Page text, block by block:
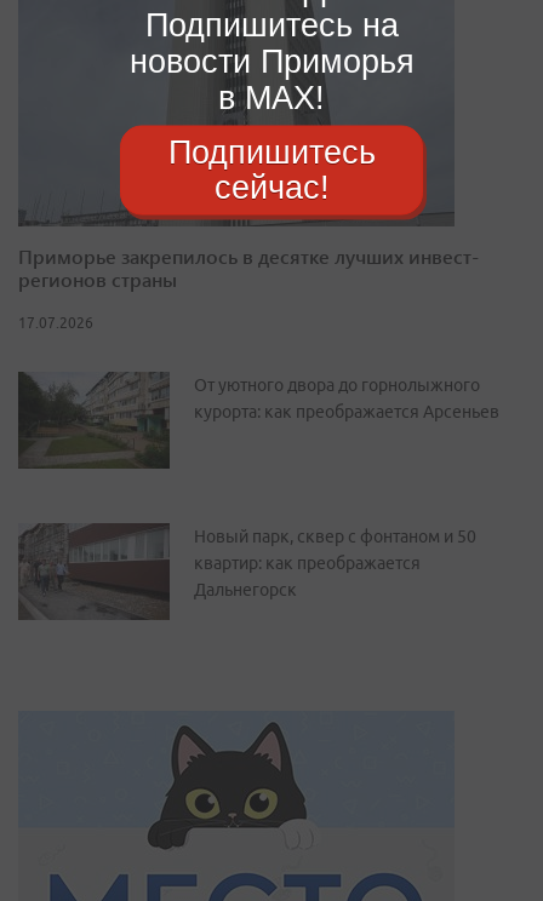
Приморье закрепилось в десятке лучших инвест-
регионов страны
17.07.2026
От уютного двора до горнолыжного
курорта: как преображается Арсеньев
Новый парк, сквер с фонтаном и 50
квартир: как преображается
Дальнегорск
Подпишитесь на
новости Приморья
в MAX!
Подпишитесь
сейчас!